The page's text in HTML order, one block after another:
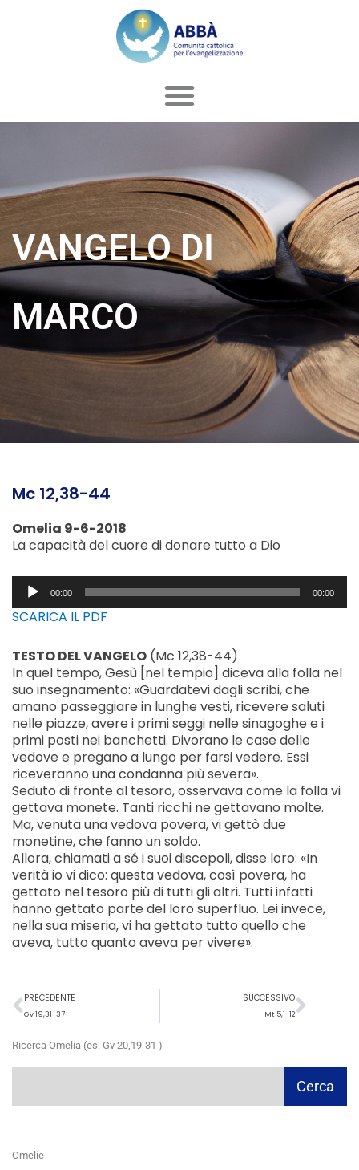
VANGELO DI
MARCO
Mc 12,38-44
Omelia 9-6-2018
La capacità del cuore di donare tutto a Dio
Audio
Player00:00 00:00
SCARICA IL PDF
TESTO DEL VANGELO (Mc 12,38-44)
In quel tempo, Gesù [nel tempio] diceva alla folla nel
suo insegnamento: «Guardatevi dagli scribi, che
amano passeggiare in lunghe vesti, ricevere saluti
nelle piazze, avere i primi seggi nelle sinagoghe e i
primi posti nei banchetti. Divorano le case delle
vedove e pregano a lungo per farsi vedere. Essi
riceveranno una condanna più severa».
Seduto di fronte al tesoro, osservava come la folla vi
gettava monete. Tanti ricchi ne gettavano molte.
Ma, venuta una vedova povera, vi gettò due
monetine, che fanno un soldo.
Allora, chiamati a sé i suoi discepoli, disse loro: «In
verità io vi dico: questa vedova, così povera, ha
gettato nel tesoro più di tutti gli altri. Tutti infatti
hanno gettato parte del loro superfluo. Lei invece,
nella sua miseria, vi ha gettato tutto quello che
aveva, tutto quanto aveva per vivere».
Precedente
PRECEDENTE
Gv 19,31-37
SUCCESSIVO
Mt 5,1-12
Ricerca Omelia (es. Gv 20,19-31 )
Cerca
Omelie